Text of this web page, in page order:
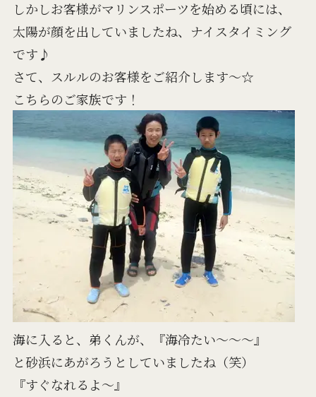
しかしお客様がマリンスポーツを始める頃には、
太陽が顔を出していましたね、ナイスタイミング
です♪
さて、スルルのお客様をご紹介します～☆
こちらのご家族です！
海に入ると、弟くんが、『海冷たい～～～』
と砂浜にあがろうとしていましたね（笑）
『すぐなれるよ～』